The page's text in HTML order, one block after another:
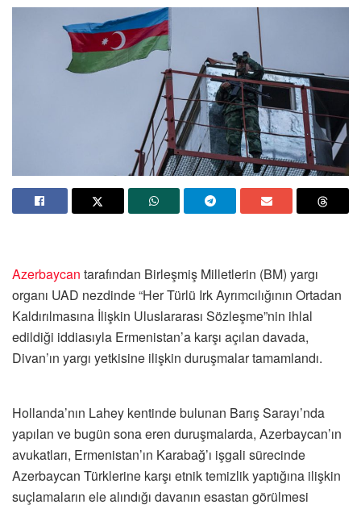
Azerbaycan tarafından Birleşmiş Milletlerin (BM) yargı
organı UAD nezdinde “Her Türlü Irk Ayrımcılığının Ortadan
Kaldırılmasına İlişkin Uluslararası Sözleşme”nin ihlal
edildiği iddiasıyla Ermenistan’a karşı açılan davada,
Divan’ın yargı yetkisine ilişkin duruşmalar tamamlandı.
Hollanda’nın Lahey kentinde bulunan Barış Sarayı’nda
yapılan ve bugün sona eren duruşmalarda, Azerbaycan’ın
avukatları, Ermenistan’ın Karabağ’ı işgali sürecinde
Azerbaycan Türklerine karşı etnik temizlik yaptığına ilişkin
suçlamaların ele alındığı davanın esastan görülmesi